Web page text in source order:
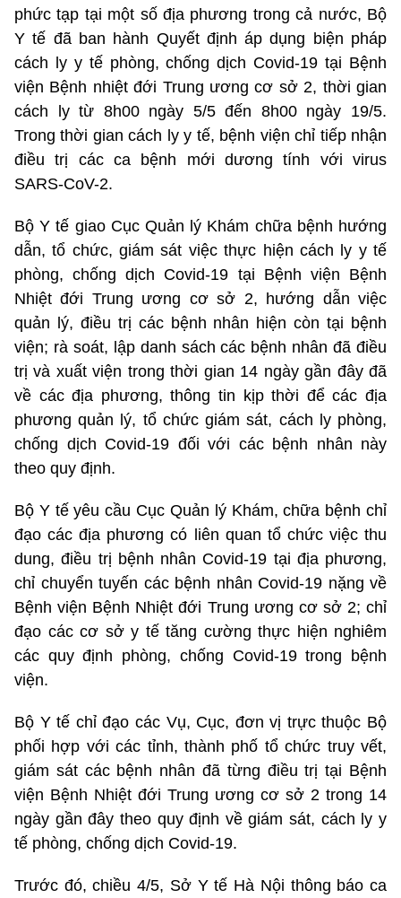
phức tạp tại một số địa phương trong cả nước, Bộ
Y tế đã ban hành Quyết định áp dụng biện pháp
cách ly y tế phòng, chống dịch Covid-19 tại Bệnh
viện Bệnh nhiệt đới Trung ương cơ sở 2, thời gian
cách ly từ 8h00 ngày 5/5 đến 8h00 ngày 19/5.
Trong thời gian cách ly y tế, bệnh viện chỉ tiếp nhận
điều trị các ca bệnh mới dương tính với virus
SARS-CoV-2.
Bộ Y tế giao Cục Quản lý Khám chữa bệnh hướng
dẫn, tổ chức, giám sát việc thực hiện cách ly y tế
phòng, chống dịch Covid-19 tại Bệnh viện Bệnh
Nhiệt đới Trung ương cơ sở 2, hướng dẫn việc
quản lý, điều trị các bệnh nhân hiện còn tại bệnh
viện; rà soát, lập danh sách các bệnh nhân đã điều
trị và xuất viện trong thời gian 14 ngày gần đây đã
về các địa phương, thông tin kịp thời để các địa
phương quản lý, tổ chức giám sát, cách ly phòng,
chống dịch Covid-19 đối với các bệnh nhân này
theo quy định.
Bộ Y tế yêu cầu Cục Quản lý Khám, chữa bệnh chỉ
đạo các địa phương có liên quan tổ chức việc thu
dung, điều trị bệnh nhân Covid-19 tại địa phương,
chỉ chuyển tuyến các bệnh nhân Covid-19 nặng về
Bệnh viện Bệnh Nhiệt đới Trung ương cơ sở 2; chỉ
đạo các cơ sở y tế tăng cường thực hiện nghiêm
các quy định phòng, chống Covid-19 trong bệnh
viện.
Bộ Y tế chỉ đạo các Vụ, Cục, đơn vị trực thuộc Bộ
phối hợp với các tỉnh, thành phố tổ chức truy vết,
giám sát các bệnh nhân đã từng điều trị tại Bệnh
viện Bệnh Nhiệt đới Trung ương cơ sở 2 trong 14
ngày gần đây theo quy định về giám sát, cách ly y
tế phòng, chống dịch Covid-19.
Trước đó, chiều 4/5, Sở Y tế Hà Nội thông báo ca